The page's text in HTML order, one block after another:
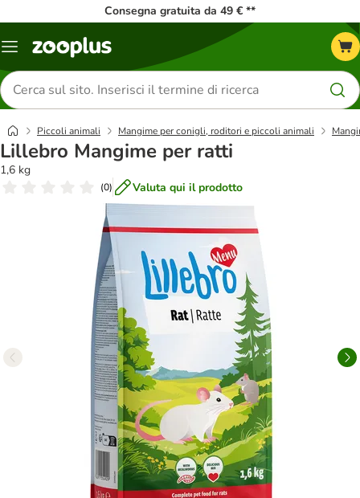
Consegna gratuita da 49 € **
Overview
Cerca
prodotti
Piccoli animali Mangime per conigli, roditori e piccoli animali
Lillebro Mangime per ratti
1,6 kg
(0) Valuta qui il prodotto